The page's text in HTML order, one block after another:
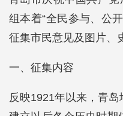
组本着“全民参与、公
征集市民意见及图片、
一、征集内容
反映1921年以来，青